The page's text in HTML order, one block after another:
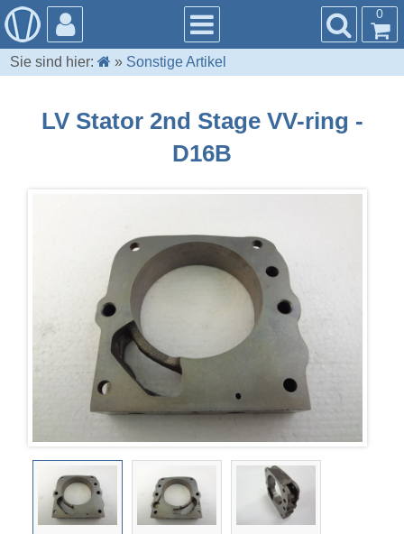
0
Sie sind hier: » Sonstige Artikel
LV Stator 2nd Stage VV-ring -
D16B